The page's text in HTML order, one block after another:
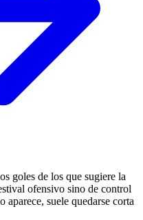
goles de los que sugiere la
ofensivo sino de control
suele quedarse corta